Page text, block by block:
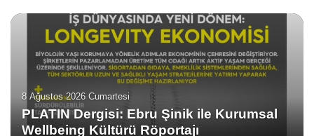
8 Ağustos 2026 Cumartesi
PLATIN Dergisi: Ebru Şinik ile Kurumsal
Wellbeing Kültürü Röportajı